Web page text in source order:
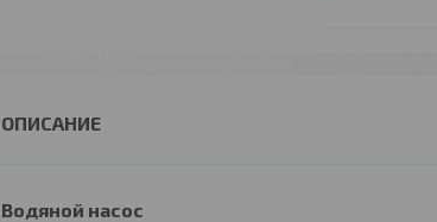
Водяной насос